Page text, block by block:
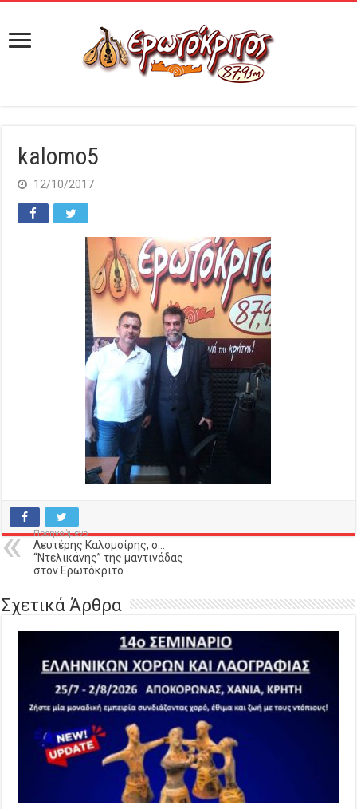
kalomo5
12/10/2017
Προηγούμενο
Λευτέρης Καλομοίρης, ο…
“Ντελικάνης” της μαντινάδας
στον Ερωτόκριτο
Σχετικά Άρθρα